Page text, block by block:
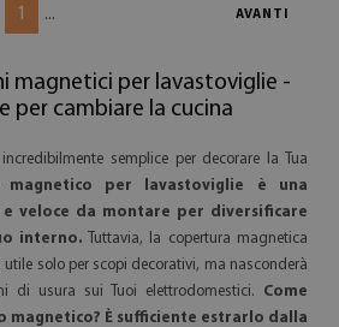
1 ... AVANTI
magnetici per lavastoviglie -
per cambiare la cucina
semplice per decorare la Tua
per lavastoviglie è una
e veloce da montare per diversificare
interno. Tuttavia, la copertura magnetica
solo per scopi decorativi, ma nasconderà
di usura sui Tuoi elettrodomestici. Come
È sufficiente estrarlo dalla